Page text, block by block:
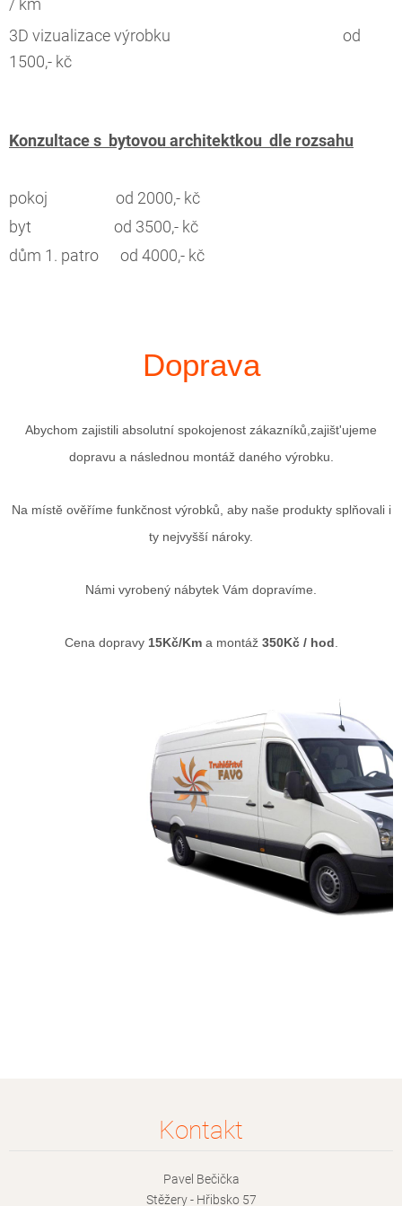
/ km
3D vizualizace výrobku od
1500,- kč
Konzultace s bytovou architektkou dle rozsahu
pokoj od 2000,- kč
byt od 3500,- kč
dům 1. patro od 4000,- kč
Doprava
Abychom zajistili absolutní spokojenost zákazníků,zajišt'ujeme
dopravu a následnou montáž daného výrobku.
Na místě ověříme funkčnost výrobků, aby naše produkty splňovali i
ty nejvyšší nároky.
Námi vyrobený nábytek Vám dopravíme.
Cena dopravy15Kč/Kma montáž 350Kč / hod
Kontakt
Pavel Bečička
Stěžery - Hřibsko 57